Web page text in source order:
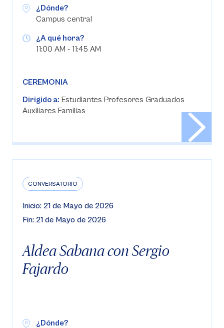
¿Dónde?
Campus central
¿A qué hora?
11:00 AM - 11:45 AM
CEREMONIA
Dirigido a: Estudiantes Profesores Graduados
Auxiliares Familias
CONVERSATORIO
Inicio: 21 de Mayo de 2026
Fin: 21 de Mayo de 2026
Aldea Sabana con Sergio
Fajardo
¿Dónde?